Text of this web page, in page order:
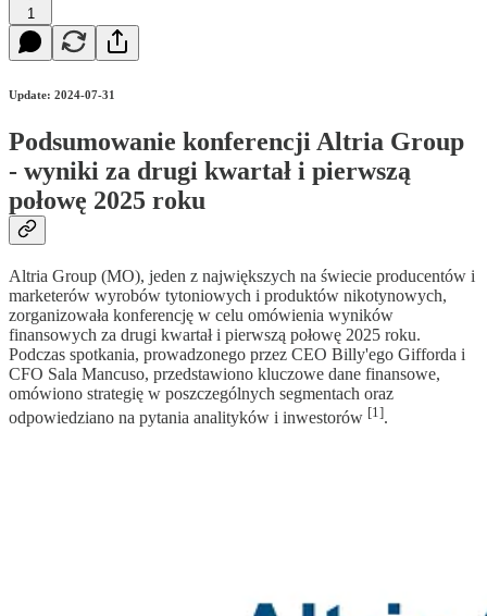
1
Update: 2024-07-31
Podsumowanie konferencji Altria Group
- wyniki za drugi kwartał i pierwszą
połowę 2025 roku
Altria Group (MO), jeden z największych na świecie producentów i
marketerów wyrobów tytoniowych i produktów nikotynowych,
zorganizowała konferencję w celu omówienia wyników
finansowych za drugi kwartał i pierwszą połowę 2025 roku.
Podczas spotkania, prowadzonego przez CEO Billy'ego Gifforda i
CFO Sala Mancuso, przedstawiono kluczowe dane finansowe,
omówiono strategię w poszczególnych segmentach oraz
odpowiedziano na pytania analityków i inwestorów [1].